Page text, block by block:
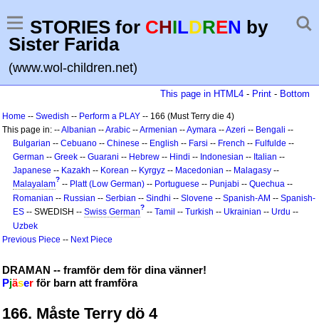
STORIES for CHILDREN by
Sister Farida
(www.wol-children.net)
This page in HTML4 - Print - Bottom
Home -- Swedish -- Perform a PLAY -- 166 (Must Terry die 4)
This page in: --Albanian --Arabic --Armenian --Aymara --Azeri -- Bengali --
Bulgarian -- Cebuano -- Chinese -- English -- Farsi -- French -- Fulfulde --
German -- Greek -- Guarani -- Hebrew -- Hindi -- Indonesian -- Italian --
Japanese -- Kazakh -- Korean -- Kyrgyz -- Macedonian -- Malagasy --
Malayalam? -- Platt (Low German) -- Portuguese -- Punjabi -- Quechua --
Romanian -- Russian -- Serbian -- Sindhi -- Slovene -- Spanish-AM -- Spanish-
ES -- SWEDISH -- Swiss German? -- Tamil -- Turkish -- Ukrainian -- Urdu --
Uzbek
Previous Piece -- Next Piece
DRAMAN -- framför dem för dina vänner!
Pjäser för barn att framföra
166. Måste Terry dö 4